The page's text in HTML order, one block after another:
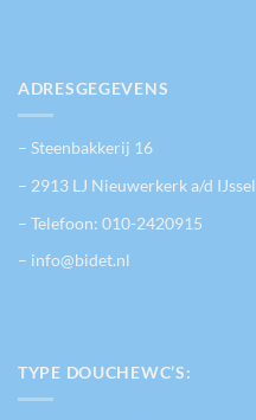
ADRESGEGEVENS
– Steenbakkerij 16
– 2913 LJ Nieuwerkerk a/d IJssel
– Telefoon: 010-2420915
– info@bidet.nl
TYPE DOUCHEWC’S: